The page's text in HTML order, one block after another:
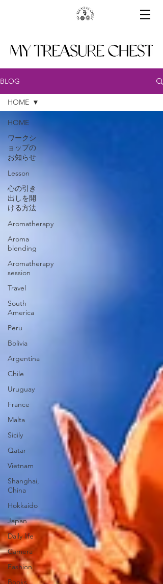
BLOG
HOME
ワークシ
ョップの
お知らせ
Lesson
心の引き
出しを開
ける方法
Aromatherapy
Aroma
blending
Aromatherapy
session
Travel
South
America
Peru
Bolivia
Argentina
Chile
Uruguay
France
Malta
Sicily
Qatar
Vietnam
Shanghai,
China
Hokkaido
Japan
Daily life
Camera
Fashion
Books
HOME